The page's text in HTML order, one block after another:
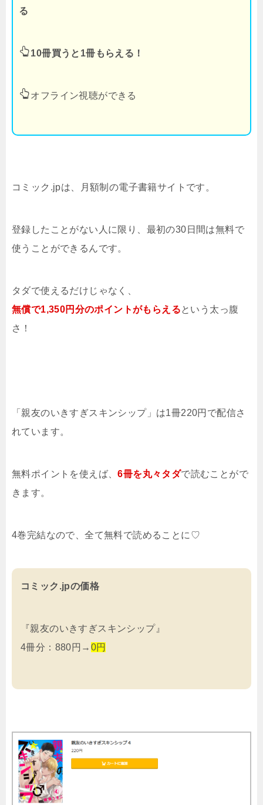
る
10冊買うと1冊もらえる！
オフライン視聴ができる
コミック.jpは、月額制の電子書籍サイトです。
登録したことがない人に限り、最初の30日間は無料で
使うことができるんです。
タダで使えるだけじゃなく、
無償で1,350円分のポイントがもらえるという太っ腹
さ！
「親友のいきすぎスキンシップ」は1冊220円で配信さ
れています。
無料ポイントを使えば、6冊を丸々タダで読むことがで
きます。
4巻完結なので、全て無料で読めることに♡
コミック.jpの価格
『親友のいきすぎスキンシップ』
4冊分：880円→ 0円